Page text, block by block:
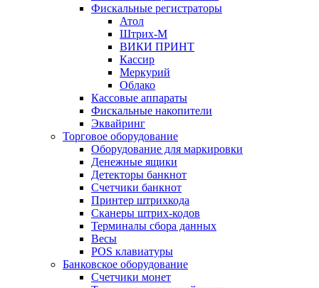
Фискальные регистраторы
Атол
Штрих-М
ВИКИ ПРИНТ
Кассир
Меркурий
Облако
Кассовые аппараты
Фискальные накопители
Эквайринг
Торговое оборудование
Оборудование для маркировки
Денежные ящики
Детекторы банкнот
Счетчики банкнот
Принтер штрихкода
Сканеры штрих-кодов
Терминалы сбора данных
Весы
POS клавиатуры
Банковское оборудование
Счетчики монет